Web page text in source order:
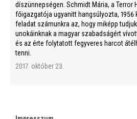
díszünnepségen. Schmidt Mária, a Terror
főigazgatója ugyanitt hangsúlyozta,
feladat számunkra az, hogy miképp
unokáinknak a magyar szabadságért
és az érte folytatott fegyveres harcot
tenni.
2017. október 23.